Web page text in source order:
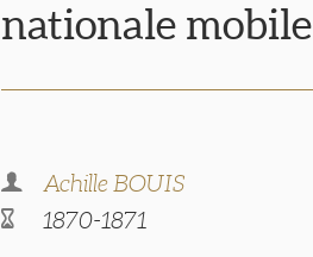
nationale mobile
Achille BOUIS
1870-1871